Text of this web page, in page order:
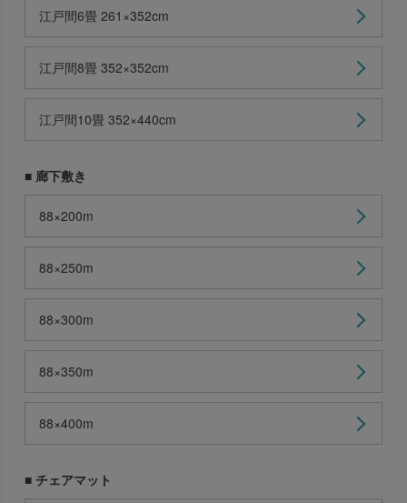
江戸間6畳 261×352cm
江戸間8畳 352×352cm
江戸間10畳 352×440cm
■ 廊下敷き
88×200m
88×250m
88×300m
88×350m
88×400m
■ チェアマット